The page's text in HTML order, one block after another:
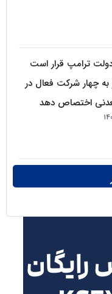
قرار است
شرکت فعال در
دهد